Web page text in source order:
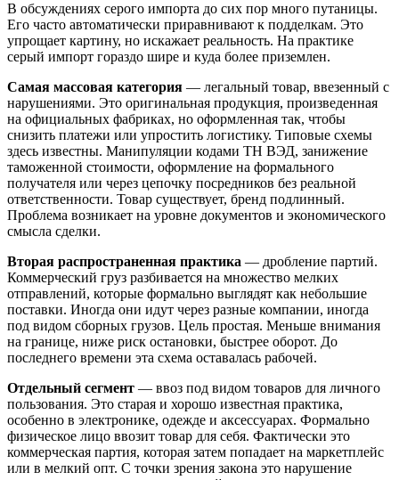
В обсуждениях серого импорта до сих пор много путаницы.
Его часто автоматически приравнивают к подделкам. Это
упрощает картину, но искажает реальность. На практике
серый импорт гораздо шире и куда более приземлен.
Самая массовая категория — легальный товар, ввезенный с
нарушениями. Это оригинальная продукция, произведенная
на официальных фабриках, но оформленная так, чтобы
снизить платежи или упростить логистику. Типовые схемы
здесь известны. Манипуляции кодами ТН ВЭД, занижение
таможенной стоимости, оформление на формального
получателя или через цепочку посредников без реальной
ответственности. Товар существует, бренд подлинный.
Проблема возникает на уровне документов и экономического
смысла сделки.
Вторая распространенная практика — дробление партий.
Коммерческий груз разбивается на множество мелких
отправлений, которые формально выглядят как небольшие
поставки. Иногда они идут через разные компании, иногда
под видом сборных грузов. Цель простая. Меньше внимания
на границе, ниже риск остановки, быстрее оборот. До
последнего времени эта схема оставалась рабочей.
Отдельный сегмент — ввоз под видом товаров для личного
пользования. Это старая и хорошо известная практика,
особенно в электронике, одежде и аксессуарах. Формально
физическое лицо ввозит товар для себя. Фактически это
коммерческая партия, которая затем попадает на маркетплейс
или в мелкий опт. С точки зрения закона это нарушение